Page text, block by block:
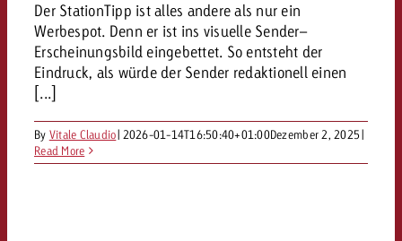
Der StationTipp ist alles andere als nur ein
Werbespot. Denn er ist ins visuelle Sender–
Erscheinungsbild eingebettet. So entsteht der
Eindruck, als würde der Sender redaktionell einen
[...]
By Vitale Claudio| 2026-01-14T16:50:40+01:00Dezember 2, 2025|
Read More